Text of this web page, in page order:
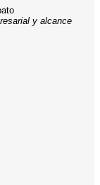
y alcance